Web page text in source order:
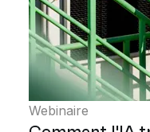
Webinaire